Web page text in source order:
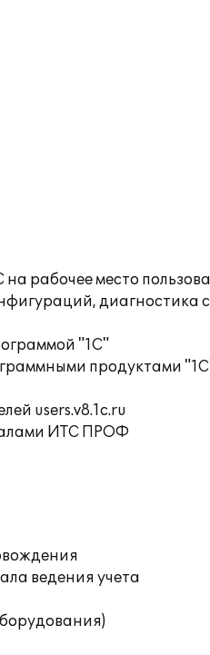
рабочее место
диагностика
"1С"
продуктами
users.v8.1c.ru
ИТС ПРОФ
ведения учета